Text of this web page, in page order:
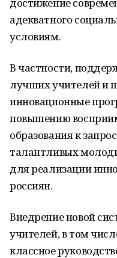
адекватного
условиям.
В частности,
лучших учителей и
инновационные
повышению
образования к
талантливых
для реализации
россиян.
Внедрение новой
учителей, в том
классное